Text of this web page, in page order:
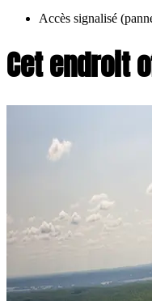
Accès signalisé
Cet endroit